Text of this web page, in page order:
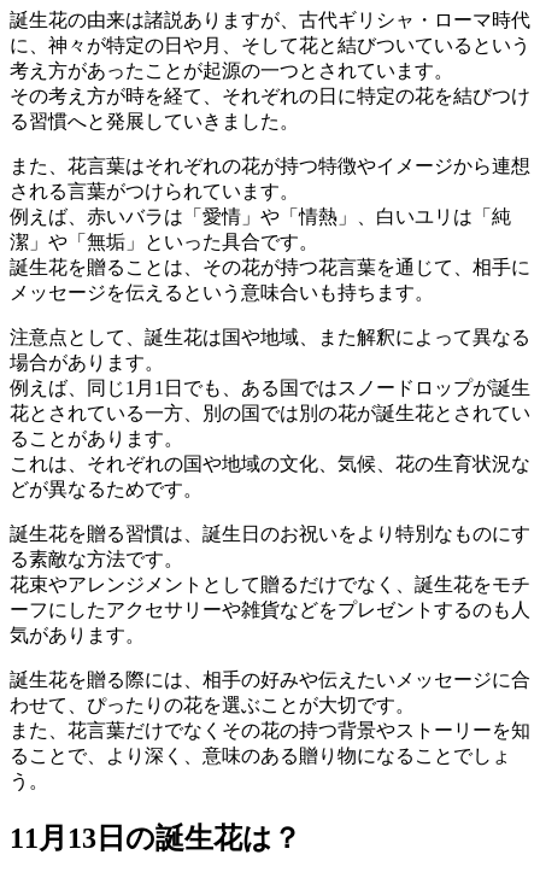
誕生花の由来は諸説ありますが、古代ギリシャ・ローマ時代
に、神々が特定の日や月、そして花と結びついているという
考え方があったことが起源の一つとされています。
その考え方が時を経て、それぞれの日に特定の花を結びつけ
る習慣へと発展していきました。
また、花言葉はそれぞれの花が持つ特徴やイメージから連想
される言葉がつけられています。
例えば、赤いバラは「愛情」や「情熱」、白いユリは「純
潔」や「無垢」といった具合です。
誕生花を贈ることは、その花が持つ花言葉を通じて、相手に
メッセージを伝えるという意味合いも持ちます。
注意点として、誕生花は国や地域、また解釈によって異なる
場合があります。
例えば、同じ1月1日でも、ある国ではスノードロップが誕生
花とされている一方、別の国では別の花が誕生花とされてい
ることがあります。
これは、それぞれの国や地域の文化、気候、花の生育状況な
どが異なるためです。
誕生花を贈る習慣は、誕生日のお祝いをより特別なものにす
る素敵な方法です。
花束やアレンジメントとして贈るだけでなく、誕生花をモチ
ーフにしたアクセサリーや雑貨などをプレゼントするのも人
気があります。
誕生花を贈る際には、相手の好みや伝えたいメッセージに合
わせて、ぴったりの花を選ぶことが大切です。
また、花言葉だけでなくその花の持つ背景やストーリーを知
ることで、より深く、意味のある贈り物になることでしょ
う。
11月13日の誕生花は？